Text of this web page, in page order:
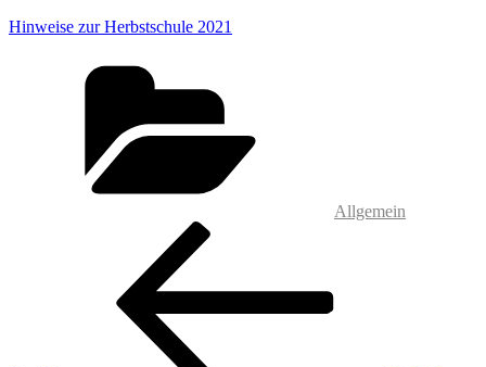
Hinweise zur Herbstschule 2021
Allgemein
Beitragsnavigation